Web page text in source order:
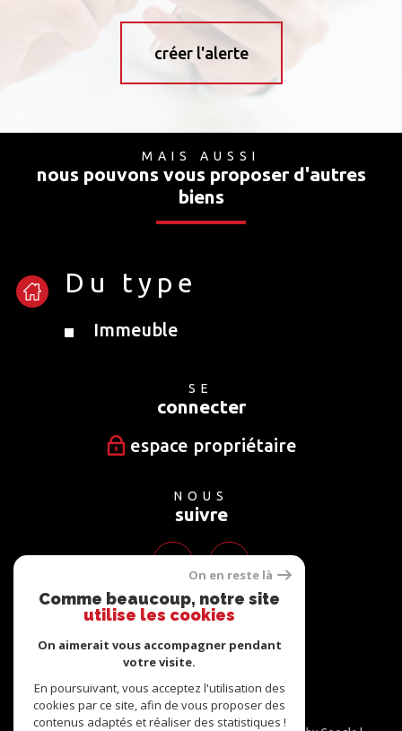
créer l'alerte
MAIS AUSSI
nous pouvons vous proposer d'autres
biens
Du type
Immeuble
SE
connecter
espace propriétaire
NOUS
suivre
NOUS
adhérons
On en reste là
Comme beaucoup, notre site
utilise les cookies
On aimerait vous accompagner pendant
votre visite.
En poursuivant, vous acceptez l'utilisation des
cookies par ce site, afin de vous proposer des
contenus adaptés et réaliser des statistiques !